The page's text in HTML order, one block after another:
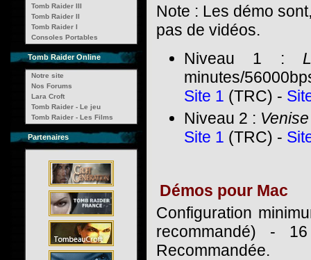
Tomb Raider III
Tomb Raider II
Tomb Raider I
Consoles Portables
Tomb Raider Online
Notre site
Nos Forums
Lara Croft
Tomb Raider - Le jeu
Tomb Raider - Les Films
Partenaires
Note : Les démo
pas de vidéos.
Niveau 1 :
minutes/
Site 1 (TRC) -
Niveau 2 : Venise
Site 1 (TRC) -
Démos pour Mac
Configuration
recommandé) -
Recommandée.